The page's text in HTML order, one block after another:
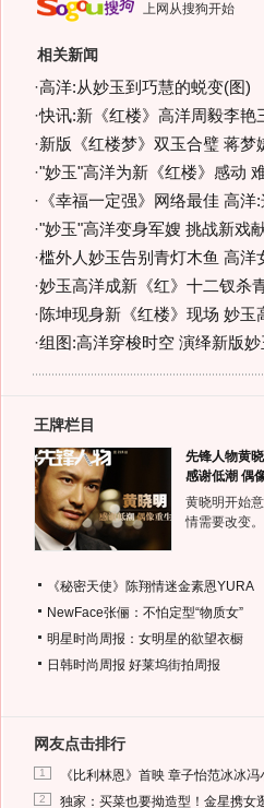
上网从搜狗开始
相关新闻
·高洋:从妙玉到巧慧的蜕变(图)
·快讯:新《红楼》高洋周毅李艳
·新版《红楼梦》双玉合璧 蒋梦
·"妙玉"高洋为新《红楼》感动
· 《幸福一定强》网络最佳 高
·"妙玉"高洋变身军嫂 挑战新戏
·槛外人妙玉告别青灯木鱼 高洋
·妙玉高洋成新《红》十二钗杀
·陈坤现身新《红楼》现场 妙玉
·组图:高洋穿梭时空 演绎新版
王牌栏目
先锋人物黄晓
感谢低潮 偶
黄晓明开始
情需要改变
《秘密天使》陈翔情迷金素恩YURA
NewFace张俪：不怕定型“物质女”
明星时尚周报：女明星的欲望衣橱
日韩时尚周报 好莱坞街拍周报
网友点击排行
1 《比利林恩》首映 章子怡范冰冰
2 独家：买菜也要拗造型！金星携女